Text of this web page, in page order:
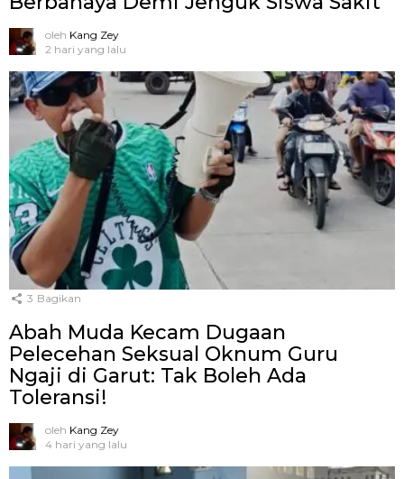
oleh Kang Zey
2 hari yang lalu
3 Bagikan
Abah Muda Kecam Dugaan
Pelecehan Seksual Oknum Guru
Ngaji di Garut: Tak Boleh Ada
Toleransi!
oleh Kang Zey
4 hari yang lalu